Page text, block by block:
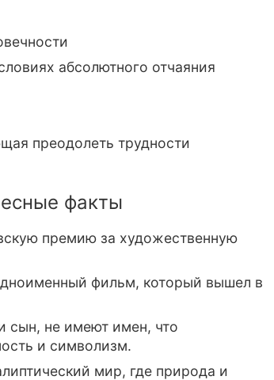
абсолютного отчаяния
преодолеть трудности
факты
премию за художественную
фильм, который вышел в
сын, не имеют имен, что
и символизм.
мир, где природа и